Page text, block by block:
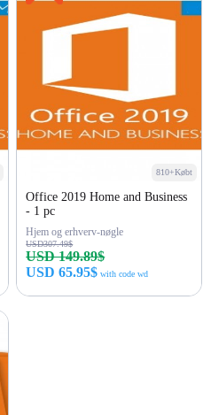
810+Købt
Office 2019 Home and Business
- 1 pc
Hjem og erhverv-nøgle
USD307.49$
USD 149.89$
USD 65.95$ with code wd